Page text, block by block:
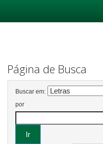
Página de Busca
Buscar em:
por